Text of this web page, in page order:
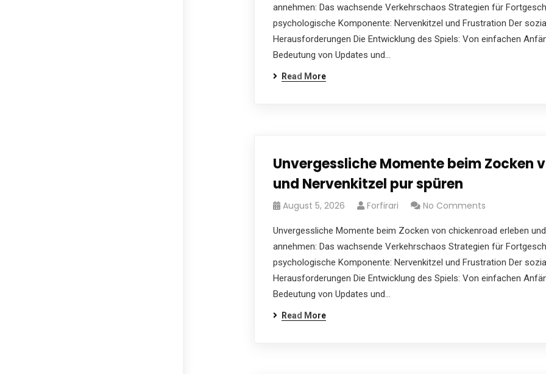
annehmen: Das wachsende Verkehrschaos Strategien für
psychologische Komponente: Nervenkitzel und Frustration Der
Herausforderungen Die Entwicklung des Spiels: Von einfachen
Bedeutung von Updates und…
Read More
Unvergessliche Momente beim Zocken
und Nervenkitzel pur spüren
August 5, 2026 Forfirari No Comments
Unvergessliche Momente beim Zocken von chickenroad erleben
annehmen: Das wachsende Verkehrschaos Strategien für
psychologische Komponente: Nervenkitzel und Frustration Der
Herausforderungen Die Entwicklung des Spiels: Von einfachen
Bedeutung von Updates und…
Read More